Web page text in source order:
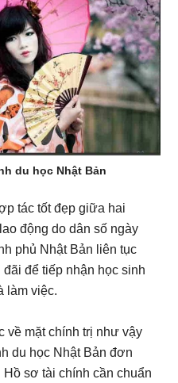
du học Nhật Bản
tác tốt đẹp giữa hai
động do dân số ngày
phủ Nhật Bản liên tục
để tiếp nhận học sinh
làm việc.
mặt chính trị như vậy
du học Nhật Bản đơn
sơ tài chính cần chuẩn